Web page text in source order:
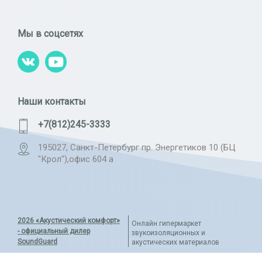
Мы в соцсетях
Наши контакты
+7(812)245-3333
195027, Санкт-Петербург пр. Энергетиков 10 (БЦ
"Крол"),офис 604 а
2026 «Акустический комфорт»
- официальный дилер
SoundGuard
Онлайн гипермаркет
звукоизоляционных и
акустических материалов